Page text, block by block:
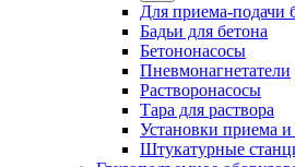
Для приема-подачи
Бадьи для бетона
Бетононасосы
Пневмонагнетатели
Растворонасосы
Тара для раствора
Установки приема
Штукатурные